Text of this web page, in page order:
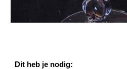
Dit heb je nodig: